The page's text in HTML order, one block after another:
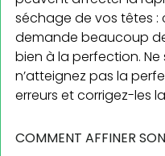
séchage de vos têtes :
demande beaucoup
bien à la perfection.
n’atteignez pas la
erreurs et corrigez-les
COMMENT AFFINER